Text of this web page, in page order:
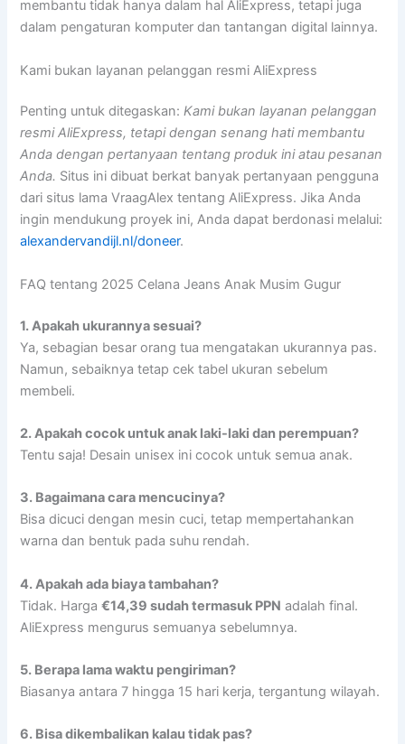
membantu tidak hanya dalam hal AliExpress, tetapi juga
dalam pengaturan komputer dan tantangan digital lainnya.
Kami bukan layanan pelanggan resmi AliExpress
Penting untuk ditegaskan:Kami bukan layanan pelanggan
resmi AliExpress, tetapi dengan senang hati membantu
Anda dengan pertanyaan tentang produk ini atau pesanan
Anda. Situs ini dibuat berkat banyak pertanyaan pengguna
dari situs lama VraagAlex tentang AliExpress. Jika Anda
ingin mendukung proyek ini, Anda dapat berdonasi melalui:
alexandervandijl.nl/doneer.
FAQ tentang 2025 Celana Jeans Anak Musim Gugur
1. Apakah ukurannya sesuai?
Ya, sebagian besar orang tua mengatakan ukurannya pas.
Namun, sebaiknya tetap cek tabel ukuran sebelum
membeli.
2. Apakah cocok untuk anak laki-laki dan perempuan?
Tentu saja! Desain unisex ini cocok untuk semua anak.
3. Bagaimana cara mencucinya?
Bisa dicuci dengan mesin cuci, tetap mempertahankan
warna dan bentuk pada suhu rendah.
4. Apakah ada biaya tambahan?
Tidak. Harga€14,39 sudah termasuk PPN adalah final.
AliExpress mengurus semuanya sebelumnya.
5. Berapa lama waktu pengiriman?
Biasanya antara 7 hingga 15 hari kerja, tergantung wilayah.
6. Bisa dikembalikan kalau tidak pas?